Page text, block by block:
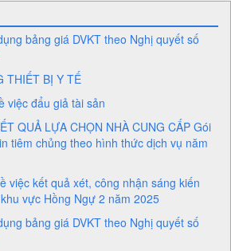
bảng giá DVKT theo Nghị quyết số
THIẾT BỊ Y TẾ
việc đẩu giả tài sản
QUẢ LỰA CHỌN NHÀ CUNG CẤP Gói
tiêm chủng theo hình thức dịch vụ năm
việc kết quả xét, công nhận sáng kiến
vực Hồng Ngự 2 năm 2025
bảng giá DVKT theo Nghị quyết số